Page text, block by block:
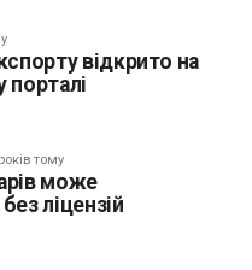
відкрито на
порталі
тому
може
ліцензій